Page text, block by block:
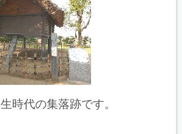
時代の集落跡です。